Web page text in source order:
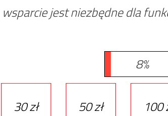
jest niezbędne dla
8%
30 zł 50 zł 100